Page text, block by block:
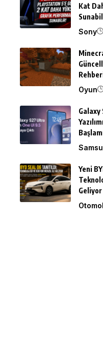
Kat
Sony
Oyun
Galaxy
Yeni
Geliyor